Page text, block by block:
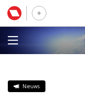
Nieuws